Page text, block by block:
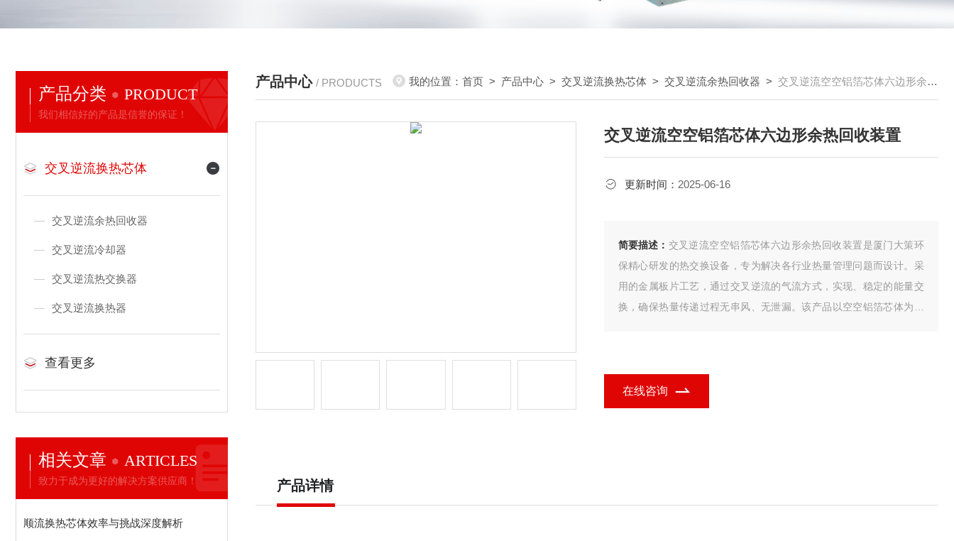
产品分类 PRODUCT
我们相信好的产品是信誉的保证！
交叉逆流换热芯体
交叉逆流余热回收器
交叉逆流冷却器
交叉逆流热交换器
交叉逆流换热器
查看更多
相关文章 ARTICLES
致力于成为更好的解决方案供应商！
顺流换热芯体效率与挑战深度解析
产品中心 / PRODUCTS 我的位置：首页 > 产品中心 >交叉逆流换热芯体 >交叉逆流余热回收器 >交叉逆流空空铝箔芯体六边形余热回收装置
交叉逆流空空铝箔芯体六边形余热回收装置
更新时间： 2025-06-16
简要描述： 交叉逆流空空铝箔芯体六边形余热回收装置是厦门大策环
保精心研发的热交换设备，专为解决各行业热量管理问题而设计。采
用的金属板片工艺，通过交叉逆流的气流方式，实现、稳定的能量交
换，确保热量传递过程无串风、无泄漏。该产品以空空铝箔芯体为核
在线咨询
产品详情